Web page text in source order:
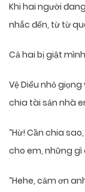
Khi hai người
nhắc đến, từ từ
Cả hai bị giật
Vệ Diểu nhỏ giọng
chia tài sản nhà
“Hừ! Cần chia
cho em, những gì
“Hehe, cảm ơn